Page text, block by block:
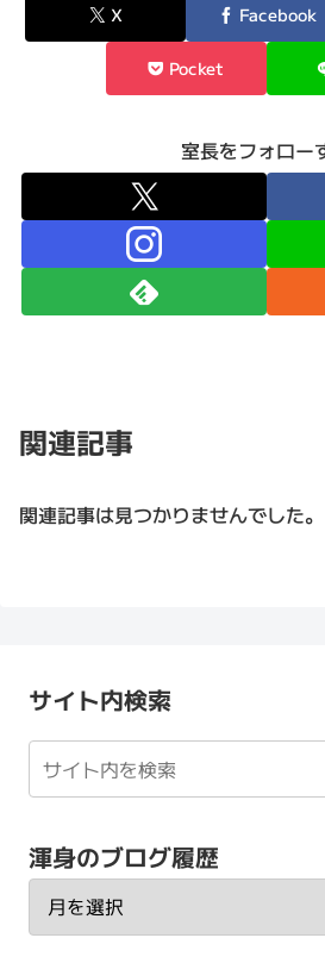
X Facebook
Pocket
室長をフォロー
関連記事
関連記事は見つかりませんでした。
サイト内検索
渾身のブログ履歴